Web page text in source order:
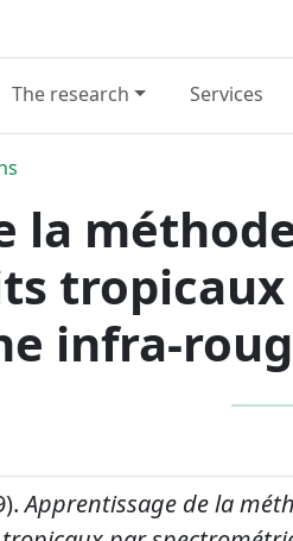
The research Services
la
infra-
Apprentissage de la